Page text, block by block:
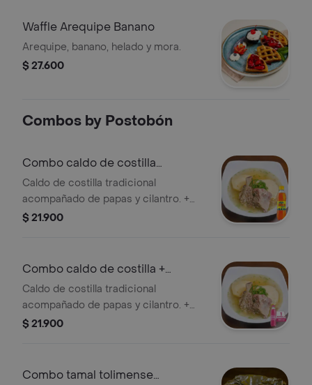
Waffle Arequipe Banano
Arequipe, banano, helado y mora.
$ 27.600
Combos by Postobón
Combo caldo de costilla
+colombiana400ml
Caldo de costilla tradicional
acompañado de papas y cilantro. +
gaseosa
$ 21.900
Combo caldo de costilla +
manzana 400 ml
Caldo de costilla tradicional
acompañado de papas y cilantro. +
gaseosa
$ 21.900
Combo tamal tolimense